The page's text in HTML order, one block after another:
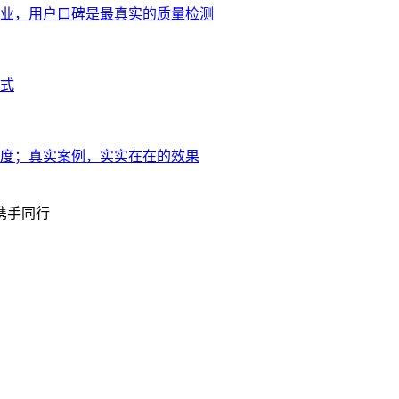
，用户口碑是最真实的质量检测
；真实案例，实实在在的效果
手同行